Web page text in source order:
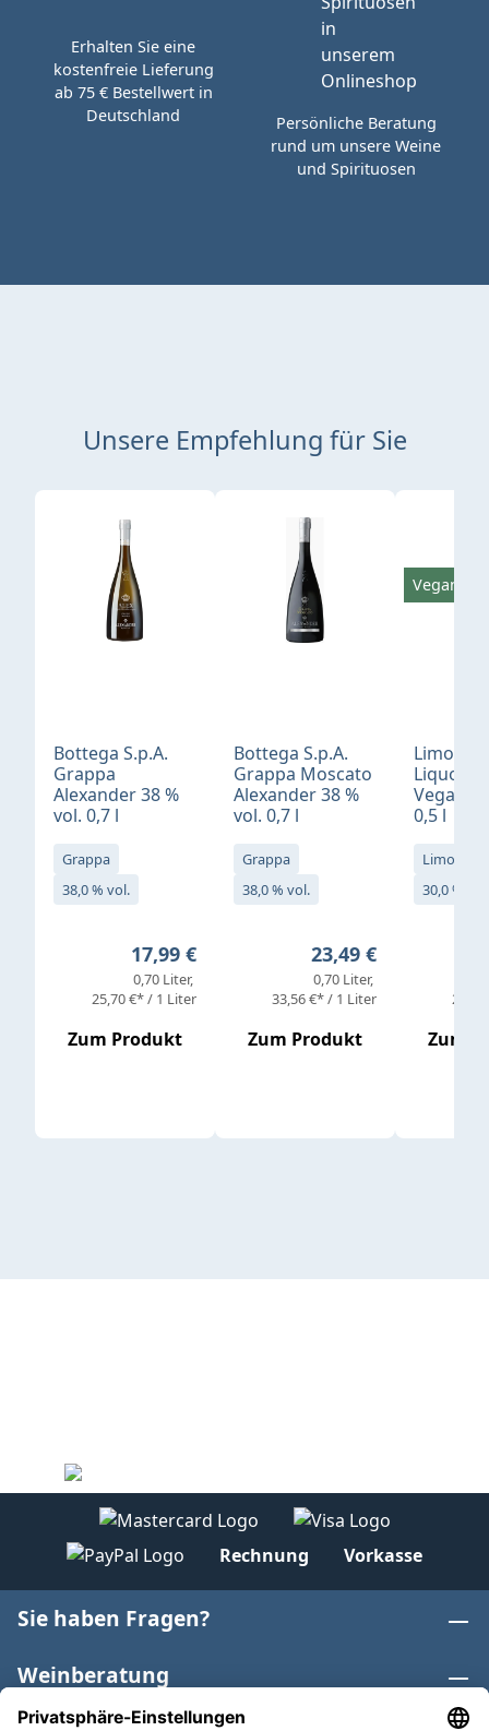
Erhalten Sie eine
kostenfreie Lieferung
ab 75 € Bestellwert in
Deutschland
Persönliche Beratung
rund um unsere Weine
und Spirituosen
Unsere Empfehlung für Sie
Produktgalerie überspringen
Bottega S.p.A.
Grappa
Alexander 38 %
vol. 0,7 l
Grappa
38,0 % vol.
Regulärer Preis:
17,99 €
0,70 Liter
25,70 €* / 1 Liter
Zum Produkt
Bottega S.p.A.
Grappa Moscato
Alexander 38 %
vol. 0,7 l
Grappa
38,0 % vol.
Regulärer Preis:
23,49 €
0,70 Liter
33,56 €* / 1 Liter
Zum Produkt
Liquore
Vegan
0,5 l
30,0 % vol.
Zum
Vegan
Rechnung Vorkasse
Sie haben Fragen?
Weinberatung